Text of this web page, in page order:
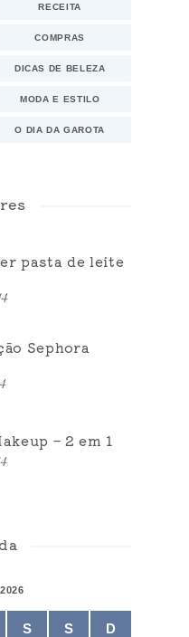
RECEITA
COMPRAS
DICAS DE BELEZA
MODA E ESTILO
O DIA DA GAROTA
pasta de leite
Sephora
– 2 em 1
S S D